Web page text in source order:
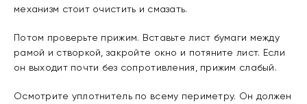
механизм стоит очистить и смазать.
Потом проверьте прижим. Вставьте лист бумаги между
рамой и створкой, закройте окно и потяните лист. Если
он выходит почти без сопротивления, прижим слабый.
Осмотрите уплотнитель по всему периметру. Он должен